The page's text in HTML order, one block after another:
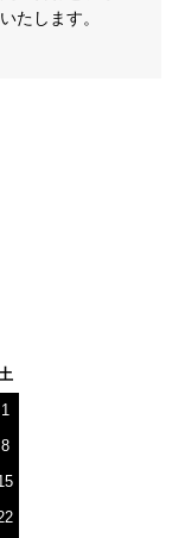
たします。
1
8